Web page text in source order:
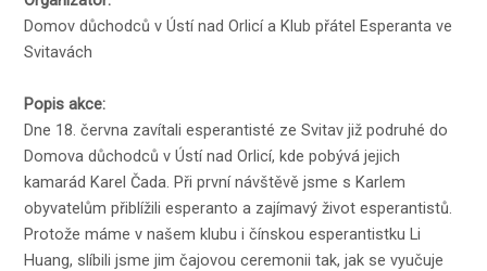
Domov důchodců v Ústí nad Orlicí a Klub přátel Esperanta ve
Svitavách
Popis akce:
Dne 18. června zavítali esperantisté ze Svitav již podruhé do
Domova důchodců v Ústí nad Orlicí, kde pobývá jejich
kamarád Karel Čada. Při první návštěvě jsme s Karlem
obyvatelům přiblížili esperanto a zajímavý život esperantistů.
Protože máme v našem klubu i čínskou esperantistku Li
Huang, slíbili jsme jim čajovou ceremonii tak, jak se vyučuje